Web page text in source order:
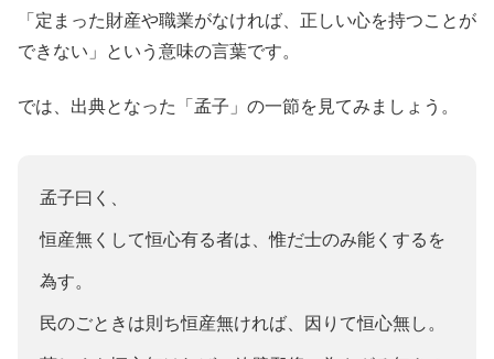
「定まった財産や職業がなければ、正しい心を持つことが
できない」という意味の言葉です。
では、出典となった「孟子」の一節を見てみましょう。
孟子曰く、
恒産無くして恒心有る者は、惟だ士のみ能くするを
為す。
民のごときは則ち恒産無ければ、因りて恒心無し。